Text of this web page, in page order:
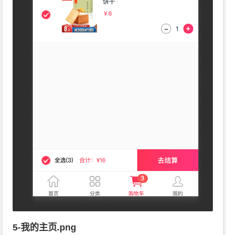
5-我的主页.png